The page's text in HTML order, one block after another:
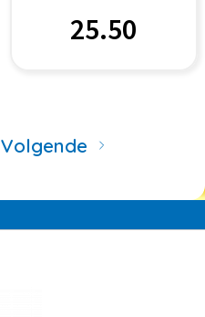
25.50
Volgende